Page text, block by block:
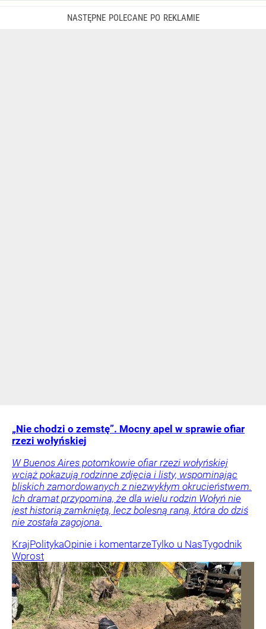
„Nie chodzi o zemstę”. Mocny apel w sprawie ofiar
rzezi wołyńskiej
W Buenos Aires potomkowie ofiar rzezi wołyńskiej
wciąż pokazują rodzinne zdjęcia i listy, wspominając
bliskich zamordowanych z niezwykłym okrucieństwem.
Ich dramat przypomina, że dla wielu rodzin Wołyń nie
jest historią zamkniętą, lecz bolesną raną, która do dziś
nie została zagojona.
KrajPolitykaOpinie i komentarzeTylko u NasTygodnik
Wprost